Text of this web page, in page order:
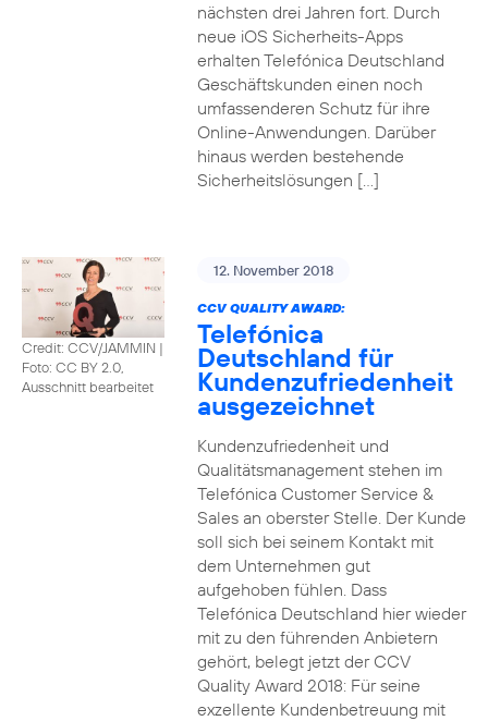
nächsten drei Jahren fort. Durch
neue iOS Sicherheits-Apps
erhalten Telefónica Deutschland
Geschäftskunden einen noch
umfassenderen Schutz für ihre
Online-Anwendungen. Darüber
hinaus werden bestehende
Sicherheitslösungen […]
Credit: CCV/JAMMIN |
Foto: CC BY 2.0,
Ausschnitt bearbeitet
12. November 2018
CCV QUALITY AWARD:
Telefónica
Deutschland für
Kundenzufriedenheit
ausgezeichnet
Kundenzufriedenheit und
Qualitätsmanagement stehen im
Telefónica Customer Service &
Sales an oberster Stelle. Der Kunde
soll sich bei seinem Kontakt mit
dem Unternehmen gut
aufgehoben fühlen. Dass
Telefónica Deutschland hier wieder
mit zu den führenden Anbietern
gehört, belegt jetzt der CCV
Quality Award 2018: Für seine
exzellente Kundenbetreuung mit